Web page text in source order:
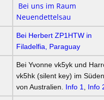
Bei uns im Raum
Neuendettelsau
Bei Herbert ZP1HTW in
Filadelfia, Paraguay
Bei Yvonne vk5yk und
vk5hk (silent key) im Süden
von Australien. Info 1 Info